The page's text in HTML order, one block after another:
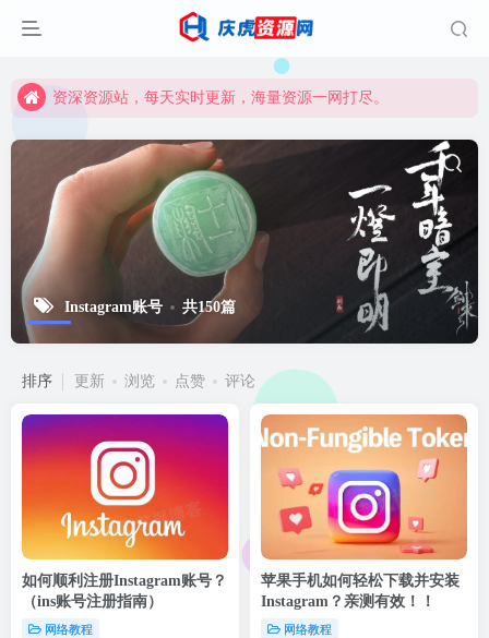
资深资源站，每天实时更新，海量资源一网打尽。
【启明网】找项目 + 低成本创业 + 减少信息差 + 见识各种项目 + 提升网创认知。
资深资源站，每天实时更新，海量资源一网打尽。
Instagram账号 共150篇
排序 更新 浏览 点赞 评论
如何顺利注册Instagram账号？
（ins账号注册指南）
网络教程
苹果手机如何轻松下载并安装
Instagram？亲测有效！！
网络教程